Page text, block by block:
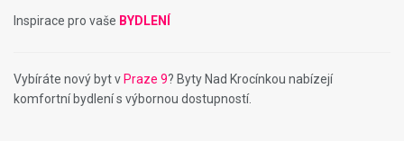
Inspirace pro vaše BYDLENÍ
Vybíráte nový byt v Praze 9? Byty Nad Krocínkou nabízejí
komfortní bydlení s výbornou dostupností.